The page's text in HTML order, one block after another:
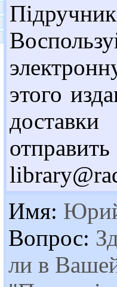
этого
Имя:
Вопрос:
ли в